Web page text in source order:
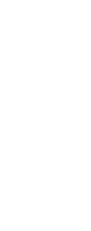
mayor
de 500.000
con un gasto
constante
parte del
Carlos Paz, y
de Calamuchita,
La Falda,
última con
de servicios y la
que superó las
intensa, con
es cultura”
que el Festival
como Nicky Jam
música histórica
(FIVI), con
tradicionales
de Invierno en
en más de una